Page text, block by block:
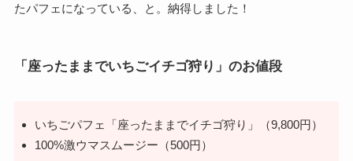
たパフェになっている、と。納得しました！
「座ったままでいちごイチゴ狩り」のお値段
いちごパフェ「座ったままでイチゴ狩り」（9,800円）
100%激ウマスムージー（500円）